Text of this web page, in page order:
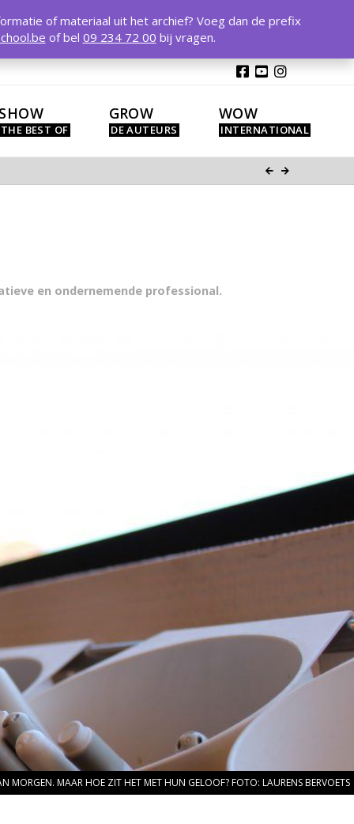
GROW WOW
en ondernemende professional.
MORGEN. MAAR HOE ZIT HET MET HUN GELOOF? FOTO: LAURENS BERVOETS
of materiaal uit het archief? Voeg dan de prefix
of bel 09 234 72 00 bij vragen.